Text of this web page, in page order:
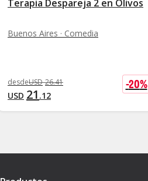
Terapia Despareja 2 en Olivos
Buenos Aires · Comedia
desdeUSD 26.41
USD 21 .12
-20%